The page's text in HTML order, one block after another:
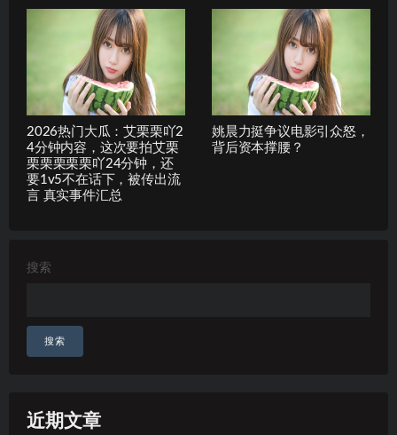
2026热门大瓜：艾栗栗吖2
4分钟内容，这次要拍艾栗
栗栗栗栗栗吖24分钟，还
要1v5不在话下，被传出流
言 真实事件汇总
姚晨力挺争议电影引众怒，
背后资本撑腰？
搜索
搜索
近期文章